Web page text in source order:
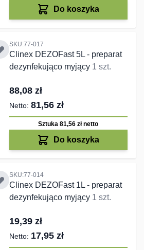
Do koszyka
SKU:77-017
Clinex DEZOFast 5L - preparat
dezynfekująco myjący 1 szt.
88,08 zł
81,56 zł
Sztuka 81,56 złnetto
Do koszyka
SKU:77-014
Clinex DEZOFast 1L - preparat
dezynfekująco myjący 1 szt.
19,39 zł
17,95 zł